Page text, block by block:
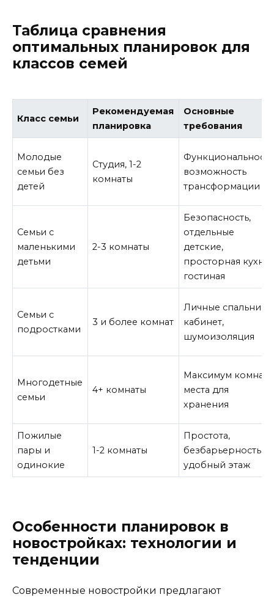
Таблица сравнения
оптимальных планировок для
классов семей
Класс семьи
Рекомендуемая
планировка
Основные
требования
Молодые
семьи без
детей
Студия, 1-2
комнаты
возможность
трансформации
Семьи с
маленькими
детьми
2-3 комнаты
Безопасность,
отдельные
детские,
просторная кухня-
гостиная
Семьи с
подростками
3 и более комнат
Личные спальни,
кабинет,
шумоизоляция
Многодетные
семьи
4+ комнаты
Максимум комнат,
места для
хранения
Пожилые
пары и
одинокие
1-2 комнаты
Простота,
безбарьерность,
удобный этаж
Особенности планировок в
новостройках: технологии и
тенденции
Современные новостройки предлагают